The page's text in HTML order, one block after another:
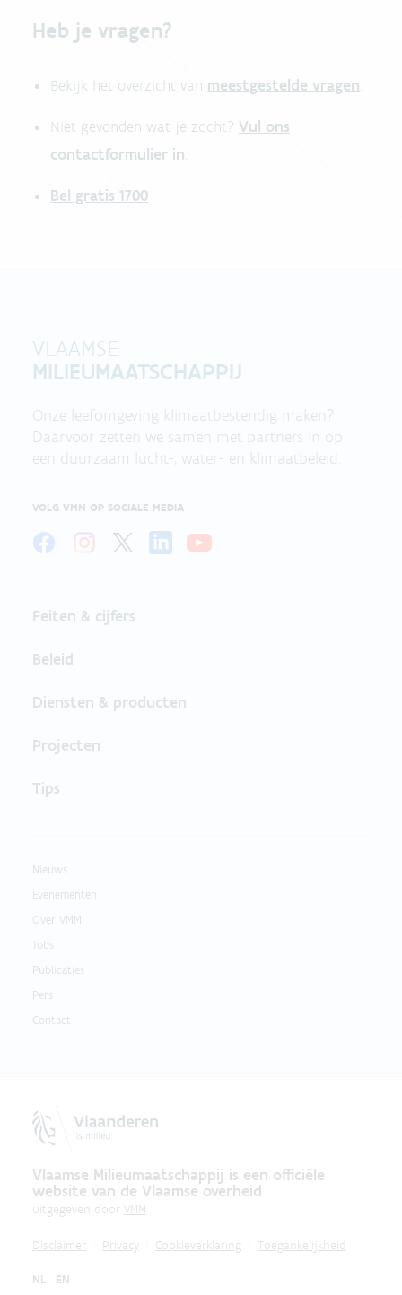
Heb je vragen?
Bekijk het overzicht van meestgestelde vragen.
Niet gevonden wat je zocht? Vul ons
contactformulier in.
Bel gratis 1700
VLAAMSE
MILIEUMAATSCHAPPIJ
Onze leefomgeving klimaatbestendig maken?
Daarvoor zetten we samen met partners in op
een duurzaam lucht-, water- en klimaatbeleid.
VOLG VMM OP SOCIALE MEDIA
Feiten & cijfers
Beleid
Diensten & producten
Projecten
Tips
Nieuws
Evenementen
Over VMM
Jobs
Publicaties
Pers
Contact
Vlaamse Milieumaatschappij is een officiële
website van de Vlaamse overheid
uitgegeven door VMM
Disclaimer Privacy Cookieverklaring Toegankelijkheid
NL EN